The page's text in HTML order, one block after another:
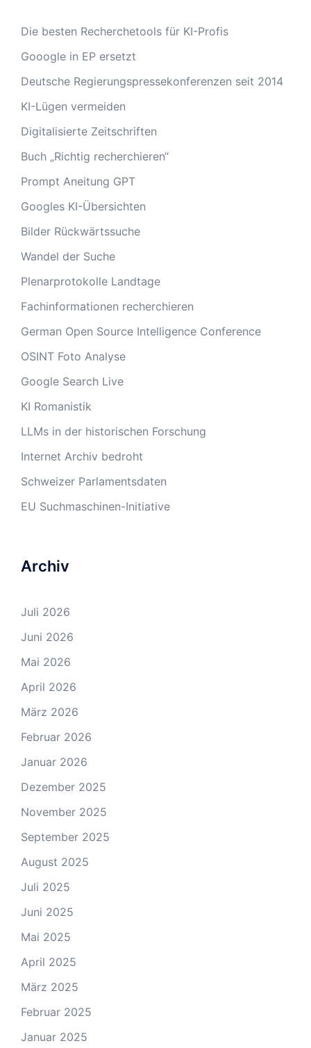
Die besten Recherchetools für KI-Profis
Gooogle in EP ersetzt
Deutsche Regierungspressekonferenzen seit 2014
KI-Lügen vermeiden
Digitalisierte Zeitschriften
Buch „Richtig recherchieren“
Prompt Aneitung GPT
Googles KI-Übersichten
Bilder Rückwärtssuche
Wandel der Suche
Plenarprotokolle Landtage
Fachinformationen recherchieren
German Open Source Intelligence Conference
OSINT Foto Analyse
Google Search Live
KI Romanistik
LLMs in der historischen Forschung
Internet Archiv bedroht
Schweizer Parlamentsdaten
EU Suchmaschinen-Initiative
Archiv
Juli 2026
Juni 2026
Mai 2026
April 2026
März 2026
Februar 2026
Januar 2026
Dezember 2025
November 2025
September 2025
August 2025
Juli 2025
Juni 2025
Mai 2025
April 2025
März 2025
Februar 2025
Januar 2025